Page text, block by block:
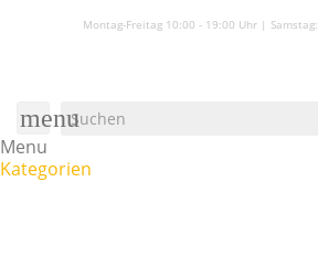
Montag-Freitag 10:00 - 19:00 Uhr | Samstag:
menu
Menu
Kategorien